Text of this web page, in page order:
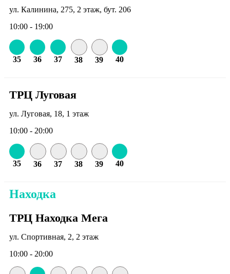
ул. Калинина, 275, 2 этаж, бут. 206
10:00 - 19:00
35 36 37 38 39 40
ТРЦ Луговая
ул. Луговая, 18, 1 этаж
10:00 - 20:00
35 36 37 38 39 40
Находка
ТРЦ Находка Мега
ул. Спортивная, 2, 2 этаж
10:00 - 20:00